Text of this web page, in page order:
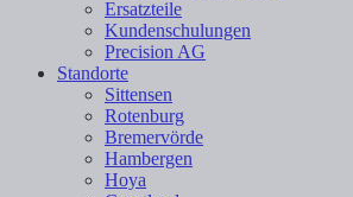
Ersatzteile
Kundenschulungen
Precision AG
Standorte
Sittensen
Rotenburg
Bremervörde
Hambergen
Hoya